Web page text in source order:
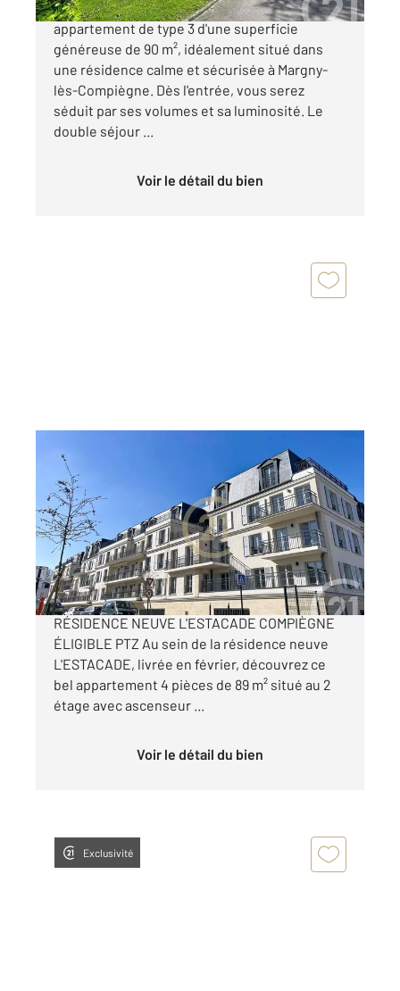
MARGNY-LES-COMPIEGNE Découvrez ce bel
appartement de type 3 d'une superficie
généreuse de 90 m², idéalement situé dans
une résidence calme et sécurisée à Margny-
lès-Compiègne. Dès l'entrée, vous serez
séduit par ses volumes et sa luminosité. Le
double séjour ...
Voir le détail du bien
COMPIEGNE 60
89,70 m
Ref : 17773
Appartement F4 à vendre
295 000 €
SPACIEUX 4 PIÈCES 89 m² TRIPLE EXPOSITION
RÉSIDENCE NEUVE L'ESTACADE COMPIÈGNE
ÉLIGIBLE PTZ Au sein de la résidence neuve
L'ESTACADE, livrée en février, découvrez ce
bel appartement 4 pièces de 89 m² situé au 2
étage avec ascenseur ...
Voir le détail du bien
Exclusivité